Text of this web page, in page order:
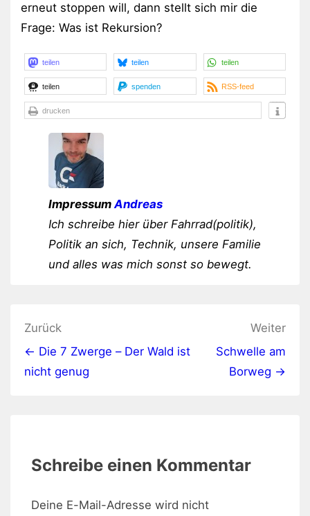
erneut stoppen will, dann stellt sich mir die
Frage: Was ist Rekursion?
teilen teilen teilen
teilen spenden RSS-feed
drucken
ImpressumAndreas
Ich schreibe hier über Fahrrad(politik),
Politik an sich, Technik, unsere Familie
und alles was mich sonst so bewegt.
Beitragsnavigation
Zurück
← Die 7 Zwerge – Der Wald ist
nicht genug
Weiter
Schwelle am
Borweg →
Schreibe einen Kommentar
Deine E-Mail-Adresse wird nicht